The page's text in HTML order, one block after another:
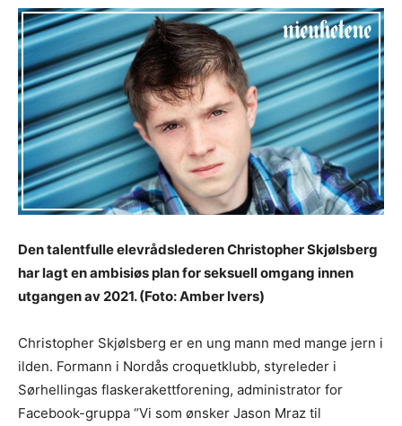
Den talentfulle elevrådslederen Christopher Skjølsberg
har lagt en ambisiøs plan for seksuell omgang innen
utgangen av 2021. (Foto: Amber Ivers)
Christopher Skjølsberg er en ung mann med mange jern i
ilden. Formann i Nordås croquetklubb, styreleder i
Sørhellingas flaskerakettforening, administrator for
Facebook-gruppa “Vi som ønsker Jason Mraz til